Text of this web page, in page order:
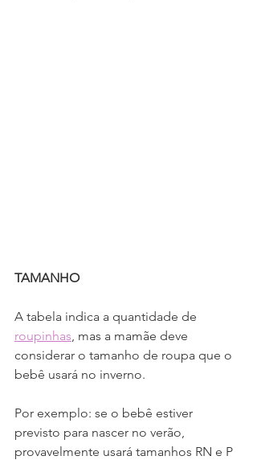
TAMANHO
A tabela indica a quantidade de
roupinhas, mas a mamãe deve
considerar o tamanho de roupa que o
bebê usará no inverno.
Por exemplo: se o bebê estiver
previsto para nascer no verão,
provavelmente usará tamanhos RN e P